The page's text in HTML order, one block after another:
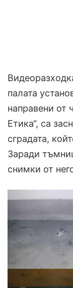
палата
направени от
Етика“, са
сградата,
Заради
снимки от